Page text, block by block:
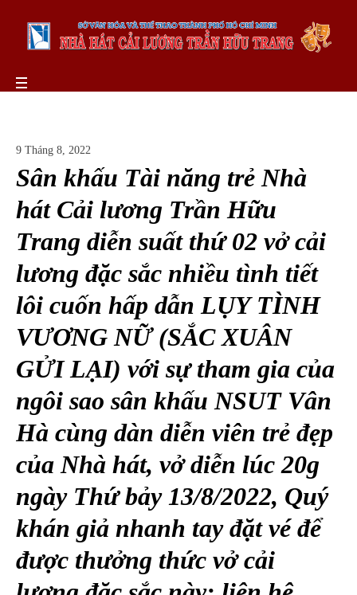
9 Tháng 8, 2022
Sân khấu Tài năng trẻ Nhà
hát Cải lương Trần Hữu
Trang diễn suất thứ 02 vở cải
lương đặc sắc nhiều tình tiết
lôi cuốn hấp dẫn LỤY TÌNH
VƯƠNG NỮ (SẮC XUÂN
GỬI LẠI) với sự tham gia của
ngôi sao sân khấu NSUT Vân
Hà cùng dàn diễn viên trẻ đẹp
của Nhà hát, vở diễn lúc 20g
ngày Thứ bảy 13/8/2022, Quý
khán giả nhanh tay đặt vé để
được thưởng thức vở cải